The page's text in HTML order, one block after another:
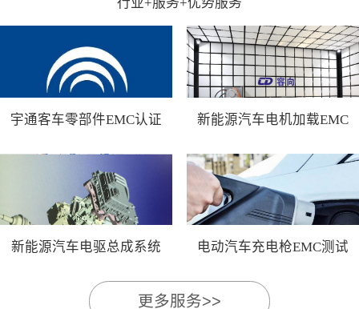
宇通客车零部件EMC认证
新能源汽车电机加载EMC
新能源汽车电驱总成系统
电动汽车充电枪EMC测试
更多服务>>